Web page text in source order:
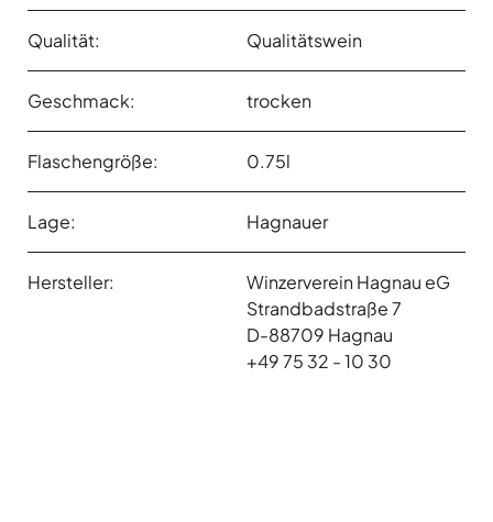
Qualität: Qualitätswein
Geschmack: trocken
Flaschengröße: 0.75l
Lage: Hagnauer
Hersteller:
Winzerverein Hagnau eG
Strandbadstraße 7
D-88709 Hagnau
+49 75 32 - 10 30